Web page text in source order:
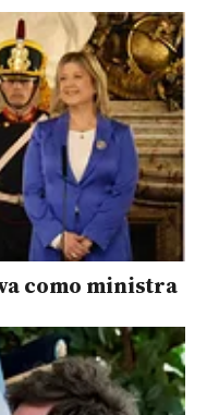
como ministra